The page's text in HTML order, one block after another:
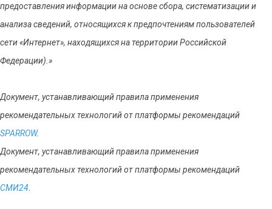
предоставления информации на основе сбора, систематизации и
анализа сведений, относящихся к предпочтениям пользователей
сети «Интернет», находящихся на территории Российской
Федерации).»
Документ, устанавливающий правила применения
рекомендательных технологий от платформы рекомендаций
SPARROW.
Документ, устанавливающий правила применения
рекомендательных технологий от платформы рекомендаций
СМИ24